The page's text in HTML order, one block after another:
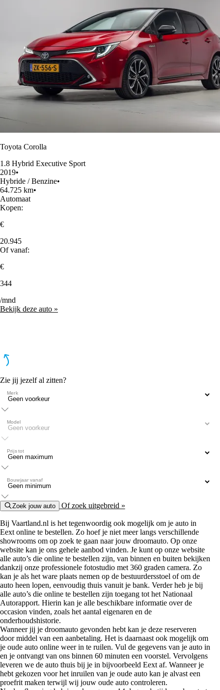
Toyota Corolla
1.8 Hybrid Executive Sport
2019•
Hybride / Benzine•
64.725 km•
Automaat
Kopen:
€
20.945
Of vanaf:
€
344
/mnd
Bekijk deze auto »
Zie jij jezelf al zitten?
Merk
Model
Prijs tot
Bouwjaar vanaf
Zoek jouw auto Of zoek uitgebreid »
Bij Vaartland.nl is het tegenwoordig ook mogelijk om je auto in
Eext online te bestellen. Zo hoef je niet meer langs verschillende
showrooms om op zoek te gaan naar jouw droomauto. Op onze
website kan je ons gehele aanbod vinden. Je kunt op onze website
alle auto’s die online te bestellen zijn, van binnen en buiten bekijken
dankzij onze professionele fotostudio met 360 graden camera. Zo
kan je als het ware plaats nemen op de bestuurdersstoel of om de
auto heen lopen, eenvoudig thuis vanuit je bank. Verder heb je bij
alle auto’s die online te bestellen zijn toegang tot het Nationaal
Autorapport. Hierin kan je alle beschikbare informatie over de
occasion vinden, zoals het aantal eigenaren en de
onderhoudshistorie.
Wanneer jij je droomauto gevonden hebt kan je deze reserveren
door middel van een aanbetaling. Het is daarnaast ook mogelijk om
je oude auto online weer in te ruilen. Vul de gegevens van je auto in
en je ontvangt van ons binnen 60 minuten een voorstel. Vervolgens
leveren we de auto thuis bij je in bijvoorbeeld Eext af. Wanneer je
hebt gekozen voor het inruilen van je oude auto kan je alvast een
proefrit maken terwijl wij jouw oude auto controleren.